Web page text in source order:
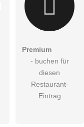
Premium
- buchen für
diesen
Restaurant-
Eintrag